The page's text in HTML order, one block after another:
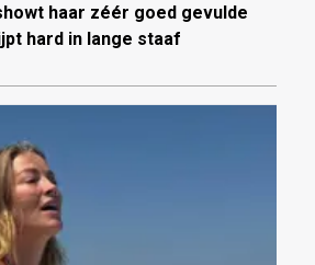
haar zéér goed gevulde
hard in lange staaf